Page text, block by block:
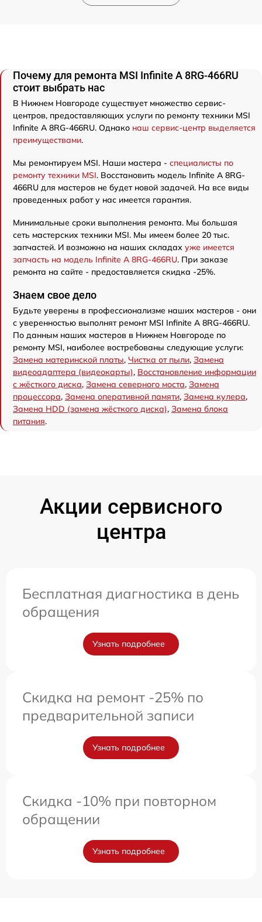
Почему для ремонта MSI Infinite A 8RG-466RU
стоит выбрать нас
В Нижнем Новгороде существует множество сервис-
центров, предоставляющих услуги по ремонту техники MSI
Infinite A 8RG-466RU. Однако наш сервис-центр выделяется
преимуществами.
Мы ремонтируем MSI. Наши мастера - специалисты по
ремонту техники MSI. Восстановить модель Infinite A 8RG-
466RU для мастеров не будет новой задачей. На все виды
проведенных работ у нас имеется гарантия.
Минимальные сроки выполнения ремонта. Мы большая
сеть мастерских техники MSI. Мы имеем более 20 тыс.
запчастей. И возможно на наших складах уже имеется
запчасть на модель Infinite A 8RG-466RU. При заказе
ремонта на сайте - предоставляется скидка -25%.
Знаем свое дело
Будьте уверены в профессионализме наших мастеров - они
с уверенностью выполнят ремонт MSI Infinite A 8RG-466RU.
По данным наших мастеров в Нижнем Новгороде по
ремонту MSI, наиболее востребованы следующие услуги:
Замена материнской платы, Чистка от пыли, Замена
видеоадаптера (видеокарты), Восстановление информации
с жёсткого диска, Замена северного моста, Замена
процессора, Замена оперативной памяти, Замена кулера,
Замена HDD (замена жёсткого диска), Замена блока
питания.
Акции сервисного
центра
Бесплатная диагностика в день
обращения
Узнать подробнее
Скидка на ремонт -25% по
предварительной записи
Узнать подробнее
Скидка -10% при повторном
обращении
Узнать подробнее